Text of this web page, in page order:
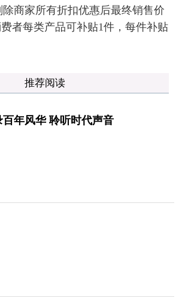
商家所有折扣优惠后最终销售价
者每类产品可补贴1件，每件补贴
推荐阅读
年风华 聆听时代声音